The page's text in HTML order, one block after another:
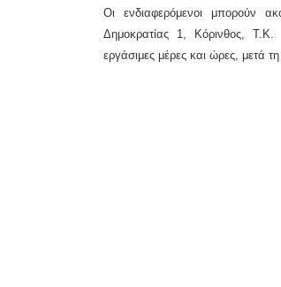
Οι ενδιαφερόμενοι μπορούν
Δημοκρατίας 1, Κόρινθος,Τ.Κ.
εργάσιμες μέρες και ώρες, μετά